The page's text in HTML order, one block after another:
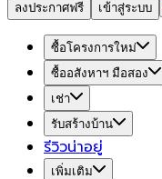
ลงประกาศฟรี เข้าสู่ระบบ
ซื้อโครงการใหม่
ซื้ออสังหาฯ มือสอง
เช่า
รับสร้างบ้าน
รีวิวน่าอยู่
เพิ่มเติม